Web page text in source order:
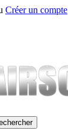
Créer un compte